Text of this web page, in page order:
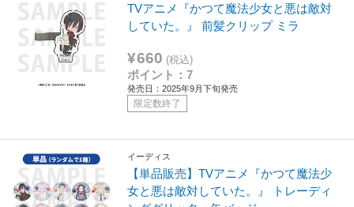
TVアニメ『かつて魔法少女と悪は敵対
していた。』 前髪クリップ ミラ
¥660 (税込)
ポイント：7
発売日：2025年9月下旬発売
限定数終了
イーディス
【単品販売】TVアニメ『かつて魔法少
女と悪は敵対していた。』 トレーディ